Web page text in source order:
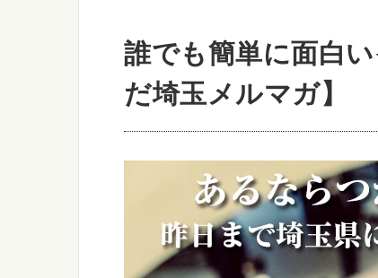
誰でも簡単に面白
だ埼玉メルマガ】